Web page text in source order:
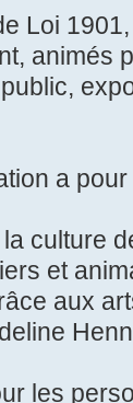
Loi
animés
a pour
culture
et
aux
les